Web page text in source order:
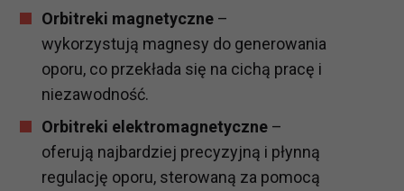
Orbitreki magnetyczne –
wykorzystują magnesy do generowania
oporu, co przekłada się na cichą pracę i
niezawodność.
Orbitreki elektromagnetyczne –
oferują najbardziej precyzyjną i płynną
regulację oporu, sterowaną za pomocą